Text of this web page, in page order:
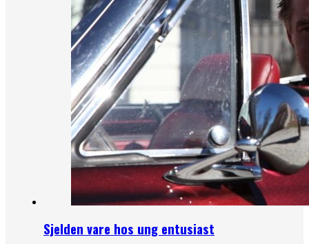
Sjelden vare hos ung entusiast